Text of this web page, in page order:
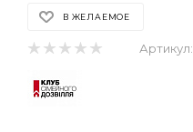
В ЖЕЛАЕМОЕ
Артикул: